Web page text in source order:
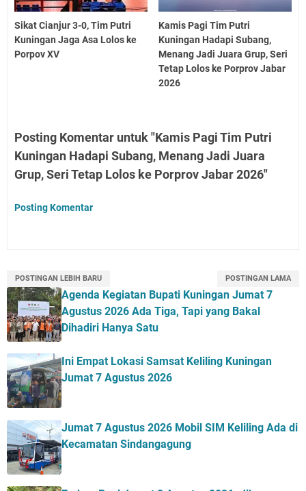
Sikat Cianjur 3-0, Tim Putri
Kuningan Jaga Asa Lolos ke
Porpov XV
Kamis Pagi Tim Putri
Kuningan Hadapi Subang,
Menang Jadi Juara Grup, Seri
Tetap Lolos ke Porprov Jabar
2026
Posting Komentar untuk "Kamis Pagi Tim Putri
Kuningan Hadapi Subang, Menang Jadi Juara
Grup, Seri Tetap Lolos ke Porprov Jabar 2026"
Posting Komentar
POSTINGAN LEBIH BARU POSTINGAN LAMA
Agenda Kegiatan Bupati Kuningan Jumat 7
Agustus 2026 Ada Tiga, Tapi yang Bakal
Dihadiri Hanya Satu
Ini Empat Lokasi Samsat Keliling Kuningan
Jumat 7 Agustus 2026
Jumat 7 Agustus 2026 Mobil SIM Keliling Ada di
Kecamatan Sindangagung